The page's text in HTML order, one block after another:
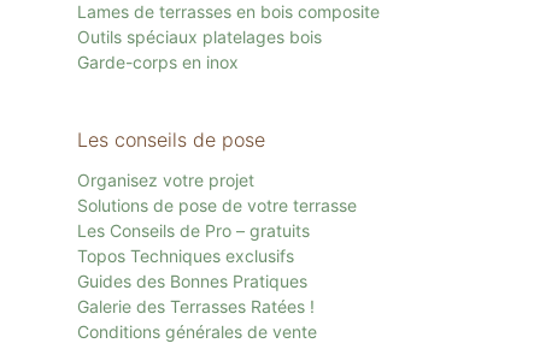
Lames de terrasses en bois composite
Outils spéciaux platelages bois
Garde-corps en inox
Les conseils de pose
Organisez votre projet
Solutions de pose de votre terrasse
Les Conseils de Pro – gratuits
Topos Techniques exclusifs
Guides des Bonnes Pratiques
Galerie des Terrasses Ratées !
Conditions générales de vente